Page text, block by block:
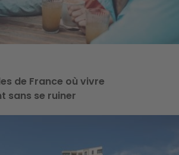
de France où vivre
sans se ruiner